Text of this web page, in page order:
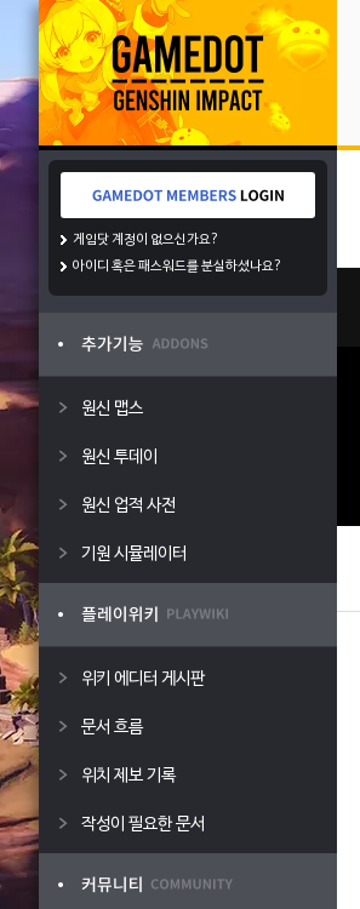
게임닷 계정이 없으신가요?
아이디 혹은 패스워드를 분실하셨나요?
원신 맵스
원신 투데이
원신 업적 사전
기원 시뮬레이터
위키 에디터 게시판
문서 흐름
위치 제보 기록
작성이 필요한 문서